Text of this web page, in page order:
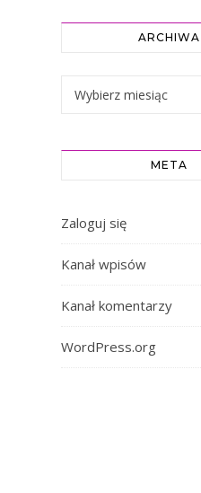
ARCHIWA
Archiwa
META
Zaloguj się
Kanał wpisów
Kanał komentarzy
WordPress.org